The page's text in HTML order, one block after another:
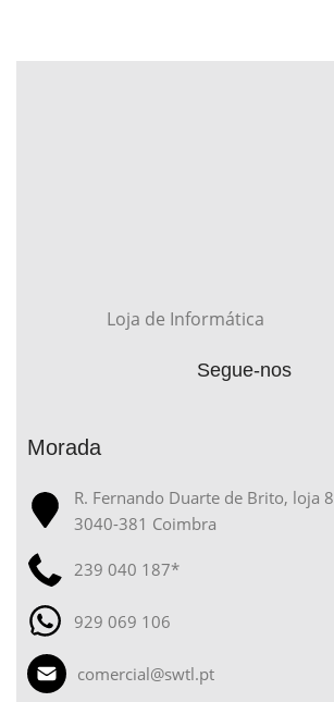
Loja de Informática
Segue-nos
Morada
R. Fernando Duarte de Brito, loja 8
3040-381 Coimbra
239 040 187*
929 069 106
comercial@swtl.pt